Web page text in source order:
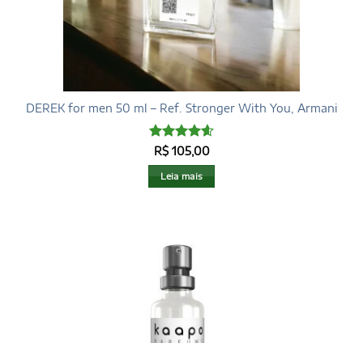
DEREK for men 50 ml – Ref. Stronger With You, Armani
Avaliação
4.6de 5
R$105,00
Leia mais